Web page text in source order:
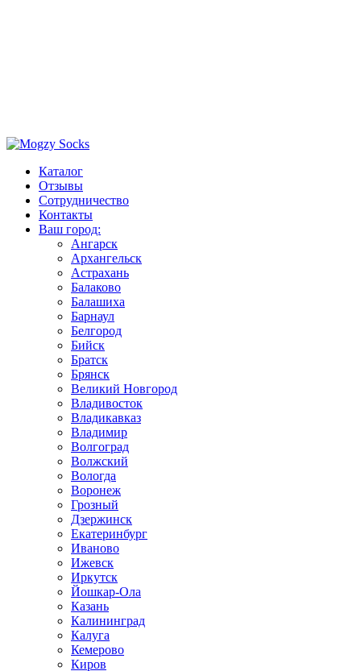
Каталог
Отзывы
Сотрудничество
Контакты
Ваш город:
Ангарск
Архангельск
Астрахань
Балаково
Балашиха
Барнаул
Белгород
Бийск
Братск
Брянск
Великий Новгород
Владивосток
Владикавказ
Владимир
Волгоград
Волжский
Вологда
Воронеж
Грозный
Дзержинск
Екатеринбург
Иваново
Ижевск
Иркутск
Йошкар-Ола
Казань
Калининград
Калуга
Кемерово
Киров